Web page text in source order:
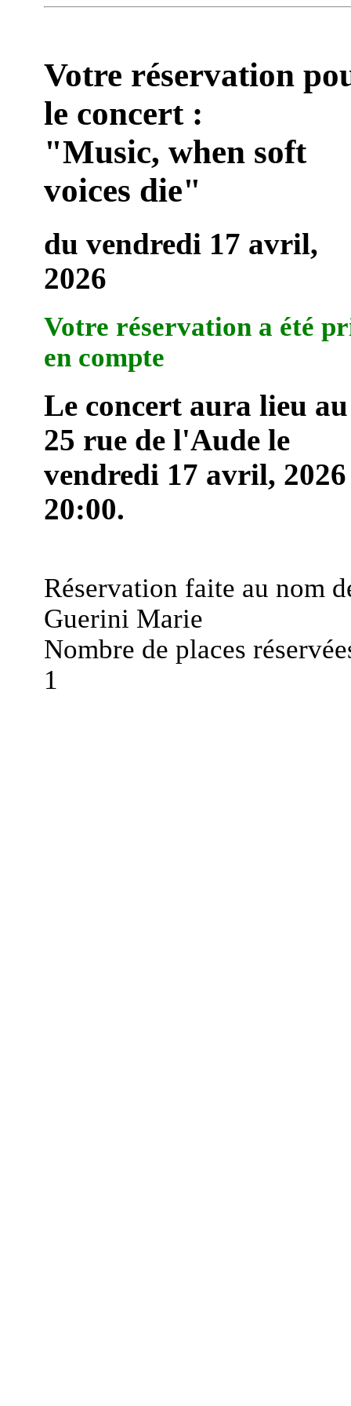
Votre réservation
le concert :
"Music, when soft
voices die"
du vendredi 17 avril,
2026
Votre réservation a été
en compte
Le concert aura lieu au
25 rue de l'Aude le
vendredi 17 avril,
20:00.
Réservation faite au nom
Guerini Marie
Nombre de places
1